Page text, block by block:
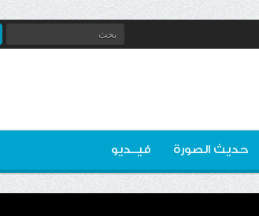
حديث الصورة فيــديو